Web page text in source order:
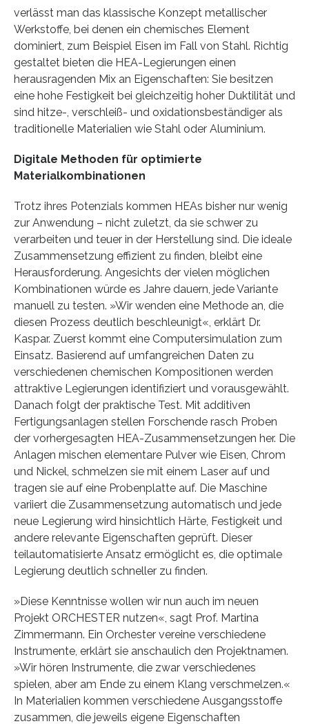
verlässt man das klassische Konzept metallischer
Werkstoffe, bei denen ein chemisches Element
dominiert, zum Beispiel Eisen im Fall von Stahl. Richtig
gestaltet bieten die HEA-Legierungen einen
herausragenden Mix an Eigenschaften: Sie besitzen
eine hohe Festigkeit bei gleichzeitig hoher Duktilität und
sind hitze-, verschleiß- und oxidationsbeständiger als
traditionelle Materialien wie Stahl oder Aluminium.
Digitale Methoden für optimierte
Materialkombinationen
Trotz ihres Potenzials kommen HEAs bisher nur wenig
zur Anwendung – nicht zuletzt, da sie schwer zu
verarbeiten und teuer in der Herstellung sind. Die ideale
Zusammensetzung effizient zu finden, bleibt eine
Herausforderung. Angesichts der vielen möglichen
Kombinationen würde es Jahre dauern, jede Variante
manuell zu testen. »Wir wenden eine Methode an, die
diesen Prozess deutlich beschleunigt«, erklärt Dr.
Kaspar. Zuerst kommt eine Computersimulation zum
Einsatz. Basierend auf umfangreichen Daten zu
verschiedenen chemischen Kompositionen werden
attraktive Legierungen identifiziert und vorausgewählt.
Danach folgt der praktische Test. Mit additiven
Fertigungsanlagen stellen Forschende rasch Proben
der vorhergesagten HEA-Zusammensetzungen her. Die
Anlagen mischen elementare Pulver wie Eisen, Chrom
und Nickel, schmelzen sie mit einem Laser auf und
tragen sie auf eine Probenplatte auf. Die Maschine
variiert die Zusammensetzung automatisch und jede
neue Legierung wird hinsichtlich Härte, Festigkeit und
andere relevante Eigenschaften geprüft. Dieser
teilautomatisierte Ansatz ermöglicht es, die optimale
Legierung deutlich schneller zu finden.
»Diese Kenntnisse wollen wir nun auch im neuen
Projekt ORCHESTER nutzen«, sagt Prof. Martina
Zimmermann. Ein Orchester vereine verschiedene
Instrumente, erklärt sie anschaulich den Projektnamen.
»Wir hören Instrumente, die zwar verschiedenes
spielen, aber am Ende zu einem Klang verschmelzen.«
In Materialien kommen verschiedene Ausgangsstoffe
zusammen, die jeweils eigene Eigenschaften